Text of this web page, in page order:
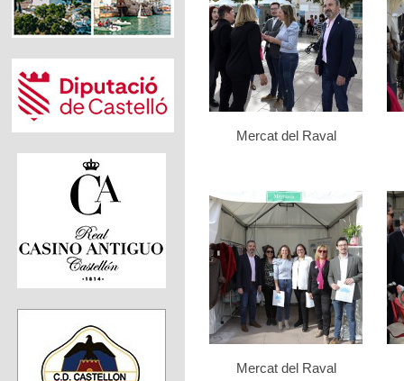
Mercat del Raval
Mercat del Raval